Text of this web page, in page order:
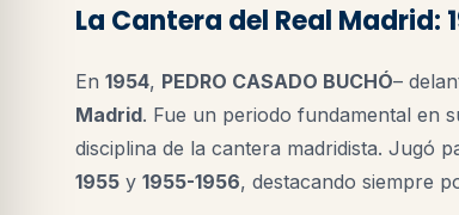
La Cantera del Real Madrid:
En 1954, PEDRO CASADO BUCHÓ–
Madrid. Fue un periodo fundamental en
disciplina de la cantera madridista. Jugó
1955 y 1955-1956, destacando siempre